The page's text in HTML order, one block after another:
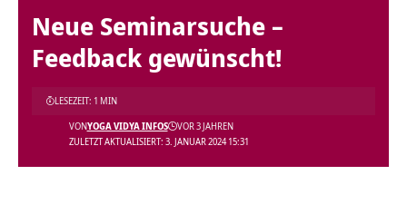
Neue Seminarsuche –
Feedback gewünscht!
ZULETZT AKTUALISIERT: 3. JANUAR 2024 15:31
VONYOGA VIDYA INFOS VOR 3 JAHREN
LESEZEIT: 1 MIN